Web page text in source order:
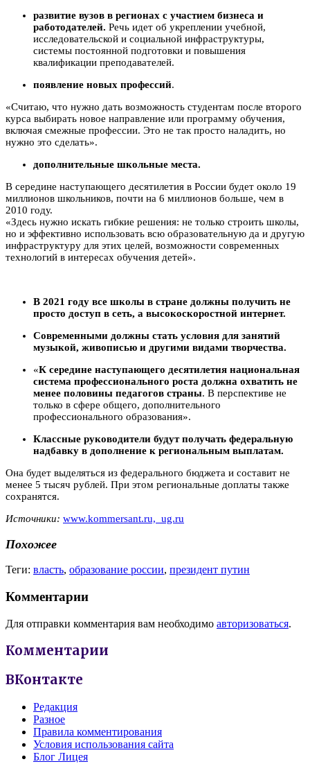
развитие вузов в регионах с участием бизнеса и
работодателей. Речь идет об укреплении учебной,
исследовательской и социальной инфраструктуры,
системы постоянной подготовки и повышения
квалификации преподавателей.
появление новых профессий.
«Считаю, что нужно дать возможность студентам после второго
курса выбирать новое направление или программу обучения,
включая смежные профессии. Это не так просто наладить, но
нужно это сделать».
дополнительные школьные места.
В середине наступающего десятилетия в России будет около 19
миллионов школьников, почти на 6 миллионов больше, чем в
2010 году.
«Здесь нужно искать гибкие решения: не только строить школы,
но и эффективно использовать всю образовательную да и другую
инфраструктуру для этих целей, возможности современных
технологий в интересах обучения детей».
В 2021 году все школы в стране должны получить не
просто доступ в сеть, а высокоскоростной интернет.
Современными должны стать условия для занятий
музыкой, живописью и другими видами творчества.
«К середине наступающего десятилетия национальная
система профессионального роста должна охватить не
менее половины педагогов страны. В перспективе не
только в сфере общего, дополнительного
профессионального образования».
Классные руководители будут получать федеральную
надбавку в дополнение к региональным выплатам.
Она будет выделяться из федерального бюджета и составит не
менее 5 тысяч рублей. При этом региональные доплаты также
сохранятся.
Источники: www.kommersant.ru, ug.ru
Похожее
Теги: власть, образование россии, президент путин
Комментарии
Для отправки комментария вам необходимо авторизоваться.
Комментарии
ВКонтакте
Редакция
Разное
Правила комментирования
Условия использования сайта
Блог Лицея